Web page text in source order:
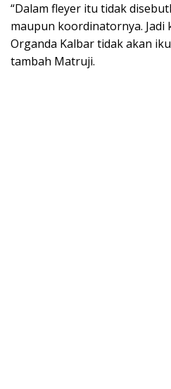
“Dalam fleyer itu tidak
maupun koordinatornya. Jadi
Organda Kalbar tidak akan
tambah Matruji.